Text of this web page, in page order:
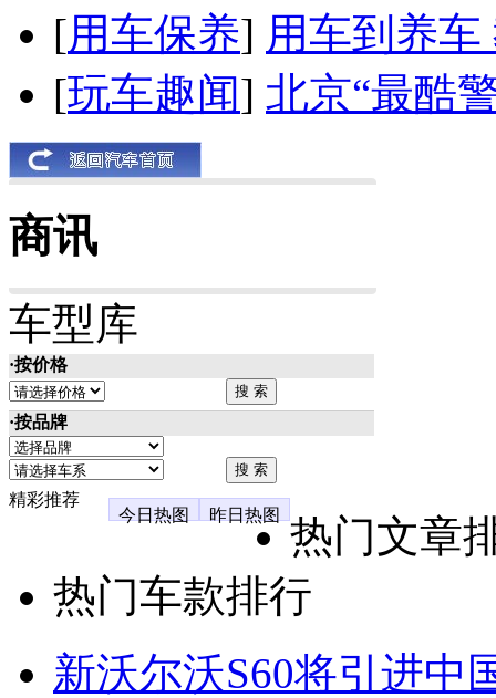
[用车保养] 用车到养
[玩车趣闻] 北京“最酷
商讯
车型库
·按价格
·按品牌
精彩推荐
今日热图
昨日热图
热门文章
热门车款排行
新沃尔沃S60将引进中